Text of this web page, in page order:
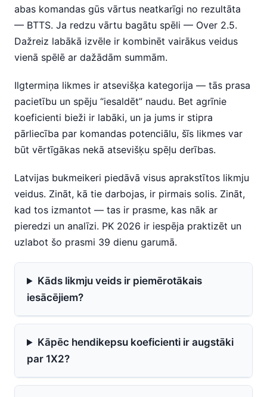
abas komandas gūs vārtus neatkarīgi no rezultāta
— BTTS. Ja redzu vārtu bagātu spēli — Over 2.5.
Dažreiz labākā izvēle ir kombinēt vairākus veidus
vienā spēlē ar dažādām summām.
Ilgtermiņa likmes ir atsevišķa kategorija — tās prasa
pacietību un spēju “iesaldēt” naudu. Bet agrīnie
koeficienti bieži ir labāki, un ja jums ir stipra
pārliecība par komandas potenciālu, šīs likmes var
būt vērtīgākas nekā atsevišķu spēļu derības.
Latvijas bukmeikeri piedāvā visus aprakstītos likmju
veidus. Zināt, kā tie darbojas, ir pirmais solis. Zināt,
kad tos izmantot — tas ir prasme, kas nāk ar
pieredzi un analīzi. PK 2026 ir iespēja praktizēt un
uzlabot šo prasmi 39 dienu garumā.
Kāds likmju veids ir piemērotākais
iesācējiem?
Kāpēc hendikepsu koeficienti ir augstāki
par 1X2?